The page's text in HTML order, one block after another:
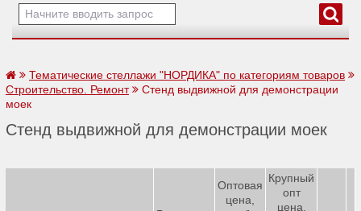
Тематические стеллажи "НОРДИКА" по категориям товаров
Строительство. Ремонт
Стенд выдвижной для демонстрации
моек
Стенд выдвижной для демонстрации моек
Оптовая
цена,
Крупный
опт
цена,